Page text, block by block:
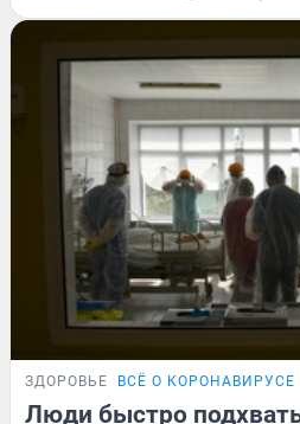
ЗДОРОВЬЕ ВСЁ О КОРОНАВИРУСЕ
Люди быстро